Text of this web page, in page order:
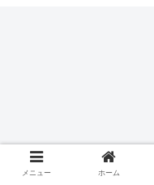
メニュー ホーム